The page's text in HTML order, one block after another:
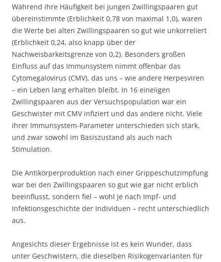
Während ihre Häufigkeit bei jungen Zwillingspaaren gut
übereinstimmte (Erblichkeit 0,78 von maximal 1,0), waren
die Werte bei alten Zwillingspaaren so gut wie unkorreliert
(Erblichkeit 0,24, also knapp über der
Nachweisbarkeitsgrenze von 0,2). Besonders großen
Einfluss auf das Immunsystem nimmt offenbar das
Cytomegalovirus (CMV), das uns – wie andere Herpesviren
– ein Leben lang erhalten bleibt. In 16 eineiigen
Zwillingspaaren aus der Versuchspopulation war ein
Geschwister mit CMV infiziert und das andere nicht. Viele
ihrer Immunsystem-Parameter unterschieden sich stark,
und zwar sowohl im Basiszustand als auch nach
Stimulation.
Die Antikörperproduktion nach einer Grippeschutzimpfung
war bei den Zwillingspaaren so gut wie gar nicht erblich
beeinflusst, sondern fiel – wohl je nach Impf- und
Infektionsgeschichte der Individuen – recht unterschiedlich
aus.
Angesichts dieser Ergebnisse ist es kein Wunder, dass
unter Geschwistern, die dieselben Risikogenvarianten für